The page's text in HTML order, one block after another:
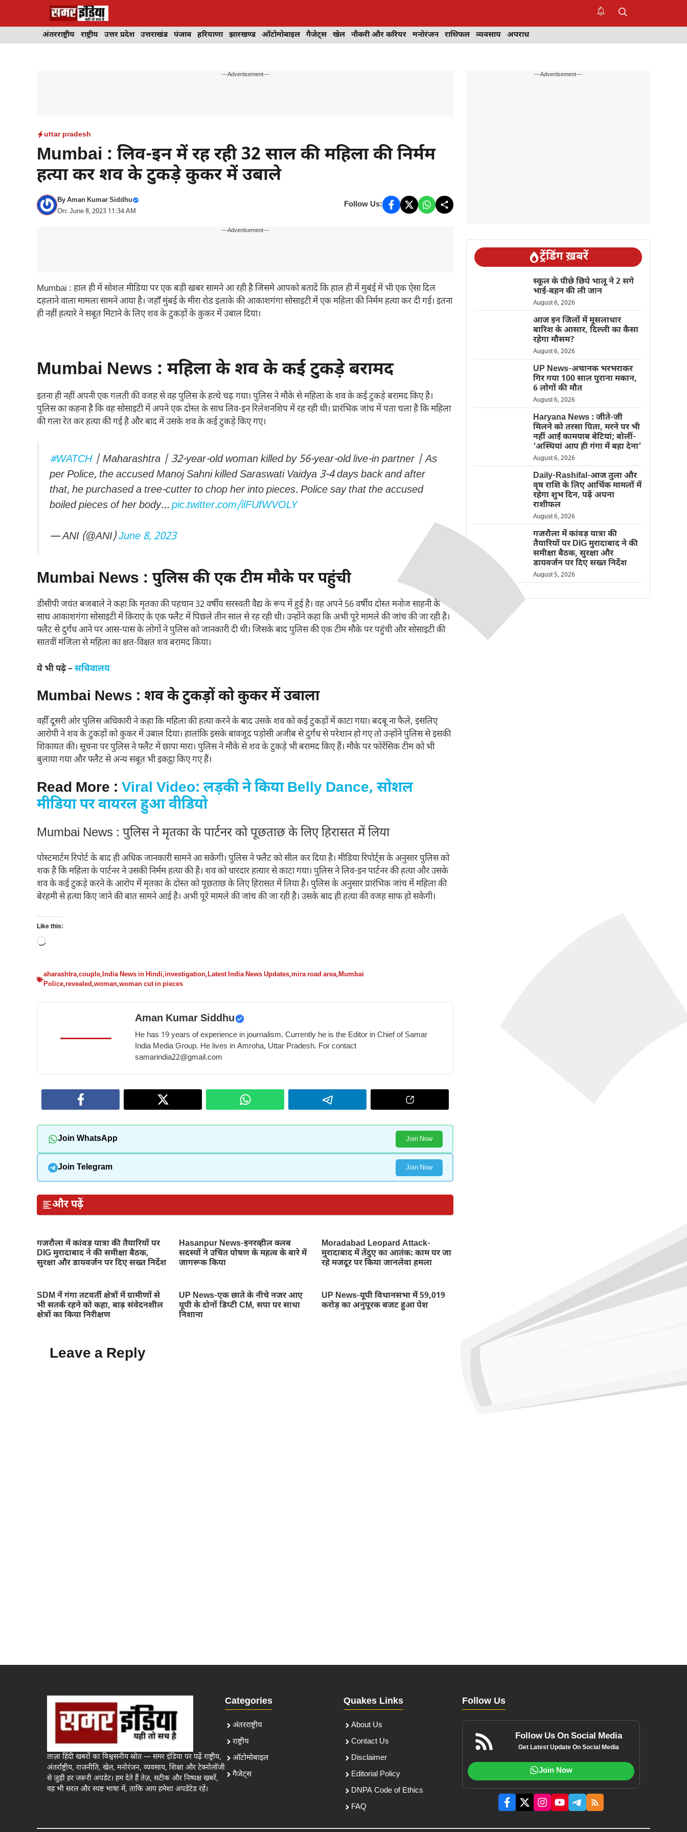
अंतरराष्ट्रीय राष्ट्रीय उत्तर प्रदेश उत्तराखंड पंजाब हरियाणा झारखण्ड ऑटोमोबाइल गैजेट्स खेल नौकरी और करियर मनोरंजन राशिफल व्यवसाय अपराध
---Advertisement---
uttar pradesh
Mumbai : लिव-इन में रह रही 32 साल की महिला की निर्मम
हत्या कर शव के टुकड़े कुकर में उबाले
ByAman Kumar Siddhu
On: June 8, 2023 11:34 AM
Follow Us:
---Advertisement---
Mumbai : हाल ही में सोशल मीडिया पर एक बड़ी खबर सामने आ रही है जिसमे आपको बतादें कि हाल ही में मुबंई में भी एक ऐसा दिल
दहलाने वाला मामला सामने आया है। जहाँ मुंबई के मीरा रोड इलाके की आकाशगंगा सोसाइटी में एक महिला की निर्मम हत्या कर दी गई। इतना
ही नहीं हत्यारे ने सबूत मिटाने के लिए शव के टुकड़ों के कुकर में उबाल दिया।
Mumbai News : महिला के शव के कई टुकड़े बरामद
इतना ही नहीं अपनी एक गलती की वजह से वह पुलिस के हत्थे चढ़ गया। पुलिस ने मौके से महिला के शव के कई टुकड़े बरामद किए है।
पुलिस का कहना है कि वह सोसाइटी में अपने एक दोस्त के साथ लिव-इन रिलेशनशिप में रह रही थी। प्रारंभिक जांच में पता चला है कि महिला
की गला रेत कर हत्या की गई है और बाद में उसके शव के कई टुकड़े किए गए।
#WATCH| Maharashtra | 32-year-old woman killed by 56-year-old live-in partner | As
per Police, the accused Manoj Sahni killed Saraswati Vaidya 3-4 days back and after
that, he purchased a tree-cutter to chop her into pieces. Police say that the accused
boiled pieces of her body…pic.twitter.com/ilFUfWVOLY
— ANI (@ANI)June 8, 2023
Mumbai News : पुलिस की एक टीम मौके पर पहुंची
डीसीपी जयंत बजबाले ने कहा कि मृतका की पहचान 32 वर्षीय सरस्वती वैद्य के रूप में हुई है। वह अपने 56 वर्षीय दोस्त मनोज साहनी के
साथ आकाशगंगा सोसाइटी में किराए के एक फ्लैट में पिछले तीन साल से रह रही थी। उन्होंने कहा कि अभी पूरे मामले की जांच की जा रही है।
फ्लैट से दुर्गंध आने पर आस-पास के लोगों ने पुलिस को जानकारी दी थी। जिसके बाद पुलिस की एक टीम मौके पर पहुंची और सोसाइटी की
सातवीं मंजिला से महिला का क्षत-विक्षत शव बरामद किया।
ये भी पढ़े – सचिवालय
Mumbai News : शव के टुकड़ों को कुकर में उबाला
वहीँ दूसरी ओर पुलिस अधिकारी ने कहा कि महिला की हत्या करने के बाद उसके शव को कई टुकड़ों में काटा गया। बदबू ना फैले, इसलिए
आरोपी ने शव के टुकड़ों को कुकर में उबाल दिया। हालांकि इसके बावजूद पड़ोसी अजीब से दुर्गंध से परेशान हो गए तो उन्होंने पुलिस से इसकी
शिकायत की। सूचना पर पुलिस ने फ्लैट में छापा मारा। पुलिस ने मौके से शव के टुकड़े भी बरामद किए हैं। मौके पर फोरेंसिक टीम को भी
बुलाया गया और फ्लैट से अन्य सबूत भी इकट्ठा किए गए हैं।
Read More : Viral Video: लड़की ने किया Belly Dance, सोशल
मीडिया पर वायरल हुआ वीडियो
Mumbai News : पुलिस ने मृतका के पार्टनर को पूछताछ के लिए हिरासत में लिया
पोस्टमार्टम रिपोर्ट के बाद ही अधिक जानकारी सामने आ सकेगी। पुलिस ने फ्लैट को सील कर दिया है। मीडिया रिपोर्ट्स के अनुसार पुलिस को
शक है कि महिला के पार्टनर ने उसकी निर्मम हत्या की है। शव को धारदार हत्यार से काटा गया। पुलिस ने लिव-इन पार्टनर की हत्या और उसके
शव के कई टुकड़े करने के आरोप में मृतका के दोस्त को पूछताछ के लिए हिरासत में लिया है। पुलिस के अनुसार प्रारंभिक जांच में महिला की
बेरहमी से हत्या किए जाने की बात सामने आई है। अभी पूरे मामले की जांच की जा रही है। उसके बाद ही हत्या की वजह साफ हो सकेगी।
Like this:
Loading…
aharashtra,couple,India News in Hindi,investigation,Latest India News Updates,mira road area,Mumbai
Police,revealed,woman,woman cut in pieces
Aman Kumar Siddhu
He has 19 years of experience in journalism. Currently he is the Editor in Chief of Samar
India Media Group. He lives in Amroha, Uttar Pradesh. For contact
samarindia22@gmail.com
Join WhatsApp Join Now
Join Telegram Join Now
और पढ़ें
गजरौला में कांवड़ यात्रा की तैयारियों पर
DIG मुरादाबाद ने की समीक्षा बैठक,
सुरक्षा और डायवर्जन पर दिए सख्त निर्देश
Hasanpur News-इनरव्हील क्लब
सदस्यों ने उचित पोषण के महत्व के बारे में
जागरूक किया
Moradabad Leopard Attack-
मुरादाबाद में तेंदुए का आतंक: काम पर जा
रहे मजदूर पर किया जानलेवा हमला
SDM नें गंगा तटवर्ती क्षेत्रों में ग्रामीणों से
भी सतर्क रहने को कहा, बाढ़ संवेदनशील
क्षेत्रों का किया निरीक्षण
UP News-एक छाते के नीचे नजर आए
यूपी के दोनों डिप्टी CM, सपा पर साधा
निशाना
UP News-यूपी विधानसभा में 59,019
करोड़ का अनुपूरक बजट हुआ पेश
Leave a Reply
---Advertisement---
ट्रेंडिंग ख़बरें
स्कूल के पीछे छिपे भालू ने 2 सगे
भाई-बहन की ली जान
August 6, 2026
आज इन जिलों में मूसलाधार
बारिश के आसार, दिल्ली का कैसा
रहेगा मौसम?
August 6, 2026
UP News-अचानक भरभराकर
गिर गया 100 साल पुराना मकान,
6 लोगों की मौत
August 6, 2026
Haryana News : जीते-जी
मिलने को तरसा पिता, मरने पर भी
नहीं आईं कामयाब बेटियां; बोलीं-
‘अस्थियां आप ही गंगा में बहा देना’
August 6, 2026
Daily-Rashifal-आज तुला और
वृष राशि के लिए आर्थिक मामलों में
रहेगा शुभ दिन, पढ़ें अपना
राशीफल
August 6, 2026
गजरौला में कांवड़ यात्रा की
तैयारियों पर DIG मुरादाबाद ने की
समीक्षा बैठक, सुरक्षा और
डायवर्जन पर दिए सख्त निर्देश
August 5, 2026
ताज़ा हिंदी खबरों का विश्वसनीय स्रोत — समर इंडिया पर पढ़ें राष्ट्रीय,
अंतर्राष्ट्रीय, राजनीति, खेल, मनोरंजन, व्यवसाय, शिक्षा और टेक्नोलॉजी
से जुड़ी हर जरूरी अपडेट। हम देते हैं तेज़, सटीक और निष्पक्ष खबरें,
वह भी सरल और स्पष्ट भाषा में, ताकि आप हमेशा अपडेटेड रहें।
Categories
अंतरराष्ट्रीय
राष्ट्रीय
ऑटोमोबाइल
गैजेट्स
Quakes Links
About Us
Contact Us
Disclaimer
Editorial Policy
DNPA Code of Ethics
FAQ
Follow Us
Follow Us On Social Media
Get Latest Update On Social Media
Join Now